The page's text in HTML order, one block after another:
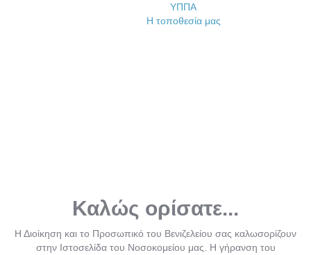
ΥΠΠΑ
Η τοποθεσία μας
Καλώς ορίσατε...
Η Διοίκηση και το Προσωπικό του Βενιζελείου σας καλωσορίζουν
στην Ιστοσελίδα του Νοσοκομείου μας. Η γήρανση του